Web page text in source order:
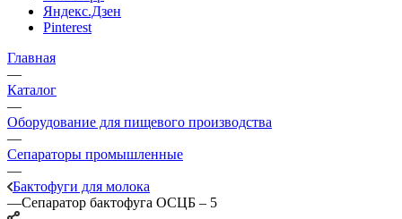
Яндекс.Дзен
Pinterest
Главная
—
Каталог
—
Оборудование для пищевого производства
—
Сепараторы промышленные
—
Бактофуги для молока
—Сепаратор бактофуга ОСЦБ – 5